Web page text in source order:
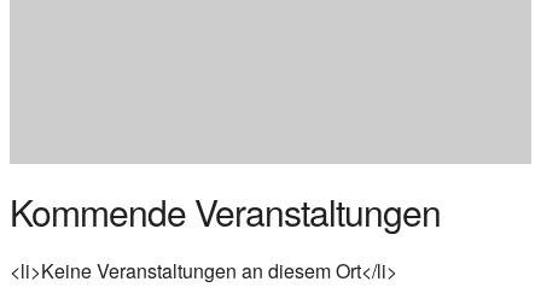
Kommende Veranstaltungen
<li>Keine Veranstaltungen an diesem Ort</li>